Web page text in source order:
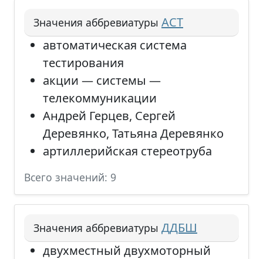
Значения аббревиатуры АСТ
автоматическая система
тестирования
акции — системы —
телекоммуникации
Андрей Герцев, Сергей
Деревянко, Татьяна Деревянко
артиллерийская стереотруба
Всего значений: 9
Значения аббревиатуры ДДБШ
двухместный двухмоторный